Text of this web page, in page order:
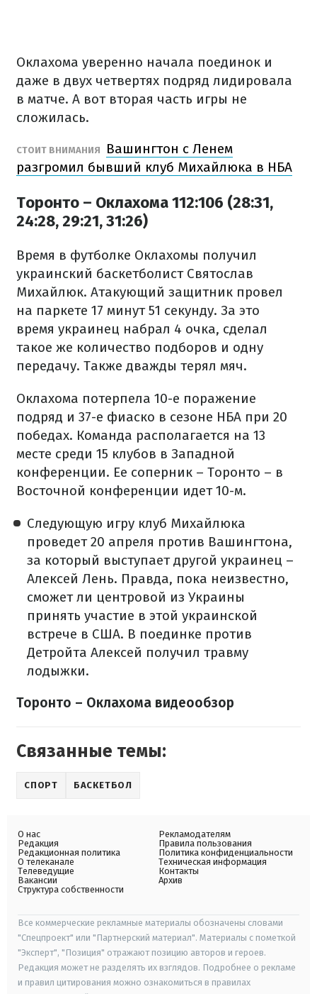
Оклахома уверенно начала поединок и
даже в двух четвертях подряд лидировала
в матче. А вот вторая часть игры не
сложилась.
СТОИТ ВНИМАНИЯ
Вашингтон с Ленем
разгромил бывший клуб Михайлюка в НБА
Торонто – Оклахома 112:106 (28:31,
24:28, 29:21, 31:26)
Время в футболке Оклахомы получил
украинский баскетболист Святослав
Михайлюк. Атакующий защитник провел
на паркете 17 минут 51 секунду. За это
время украинец набрал 4 очка, сделал
такое же количество подборов и одну
передачу. Также дважды терял мяч.
Оклахома потерпела 10-е поражение
подряд и 37-е фиаско в сезоне НБА при 20
победах. Команда располагается на 13
месте среди 15 клубов в Западной
конференции. Ее соперник – Торонто – в
Восточной конференции идет 10-м.
Следующую игру клуб Михайлюка
проведет 20 апреля против Вашингтона,
за который выступает другой украинец –
Алексей Лень. Правда, пока неизвестно,
сможет ли центровой из Украины
принять участие в этой украинской
встрече в США. В поединке против
Детройта Алексей получил травму
лодыжки.
Торонто – Оклахома видеообзор
Связанные темы:
СПОРТ БАСКЕТБОЛ
О нас
Редакция
Редакционная политика
О телеканале
Телеведущие
Вакансии
Структура собственности
Рекламодателям
Правила пользования
Политика конфиденциальности
Техническая информация
Контакты
Архив
Все коммерческие рекламные материалы обозначены словами
"Спецпроект" или "Партнерский материал". Материалы с пометкой
"Эксперт", "Позиция" отражают позицию авторов и героев.
Редакция может не разделять их взглядов. Подробнее о рекламе
и правил цитирования можно ознакомиться в правилах